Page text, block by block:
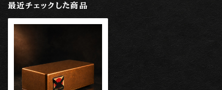
最近チェックした商品